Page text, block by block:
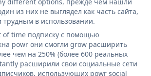
из них не выглядел как часть сайта,
в использовании.
of time подписку с помощью
powr они смогли grow расширить
чем на 250% (более 600 реальных
расширили свои социальные сети
использующих powr social